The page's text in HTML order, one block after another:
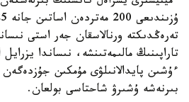
تەرەڭدىكتە ورنالاسقان جەر استى
تاراپىنىڭ مالىمەتىنشە، نىساندا
ءۇشىن پايدالانىلۋى مۇمكىن
بىرنەشە ۇشىرۋ شاحتاسى بولعان.